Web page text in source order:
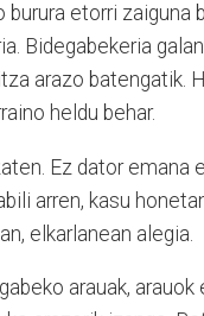
etorri zaiguna
Bidegabekeria
arazo batengatik.
heldu behar.
Ez dator emana
arren, kasu
elkarlanean alegia.
arauak,